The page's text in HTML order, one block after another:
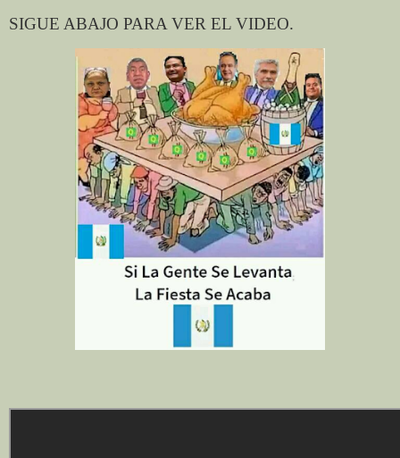
SIGUE ABAJO PARA VER EL VIDEO.